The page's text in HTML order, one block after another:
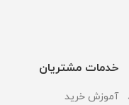
خدمات مشتریان
آموزش خرید